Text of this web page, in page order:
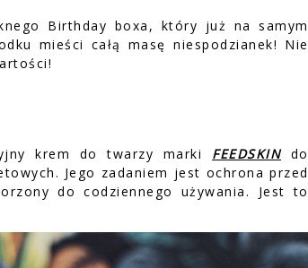
Birthday boxa, który już na samym
mieści całą masę niespodzianek! Nie
krem do twarzy marki FEEDSKINdo
Jego zadaniem jest ochrona przed
do codziennego używania. Jest to